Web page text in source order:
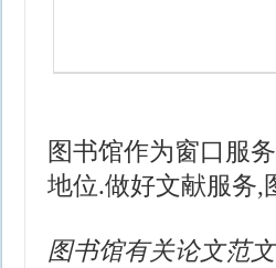
图书馆作为窗口服
地位.做好文献服务,
图书馆有关论文范